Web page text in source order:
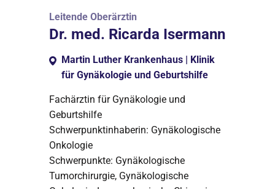
Leitende Oberärztin
Dr. med. Ricarda Isermann
Martin Luther Krankenhaus | Klinik
für Gynäkologie und Geburtshilfe
Fachärztin für Gynäkologie und
Geburtshilfe
Schwerpunktinhaberin: Gynäkologische
Onkologie
Schwerpunkte: Gynäkologische
Tumorchirurgie, Gynäkologische